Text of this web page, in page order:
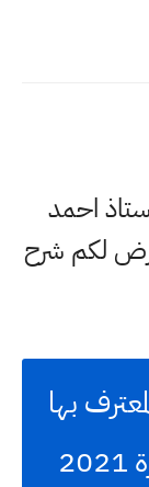
احمد
لكم شرح
بها
في العراق حسب دليل الوزارة 2021